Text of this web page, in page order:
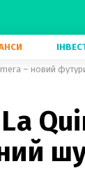
– новий